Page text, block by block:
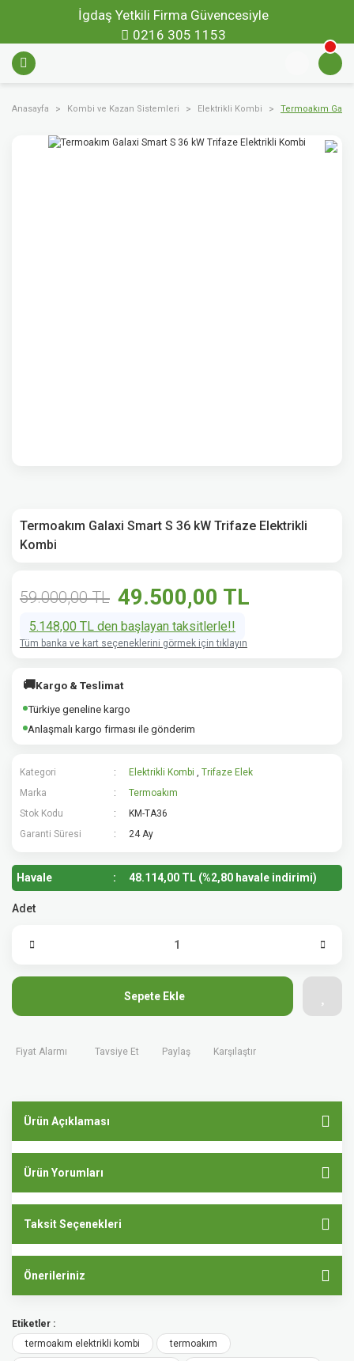
İgdaş Yetkili Firma Güvencesiyle
0216 305 1153
Anasayfa Kombi ve Kazan Sistemleri Elektrikli Kombi Termoakım
Termoakım Galaxi Smart S 36 kW Trifaze Elektrikli
Kombi
59.000,00 TL 49.500,00 TL
5.148,00 TL den başlayan taksitlerle!!
Tüm banka ve kart seçeneklerini görmek için tıklayın
🚚Kargo & Teslimat
Türkiye geneline kargo
Anlaşmalı kargo firması ile gönderim
Kategori Elektrikli Kombi ,Trifaze Elektrikli Kombi 380V
Marka
Termoakım
Stok Kodu
KM-TA36
Garanti Süresi
24 Ay
Havale 48.114,00 TL (%2,80 havale indirimi)
Adet
Sepete Ekle
Fiyat Alarmı Tavsiye Et Paylaş Karşılaştır
Ürün Açıklaması
Ürün Yorumları
Taksit Seçenekleri
Önerileriniz
Etiketler :
termoakım elektrikli kombi
termoakım